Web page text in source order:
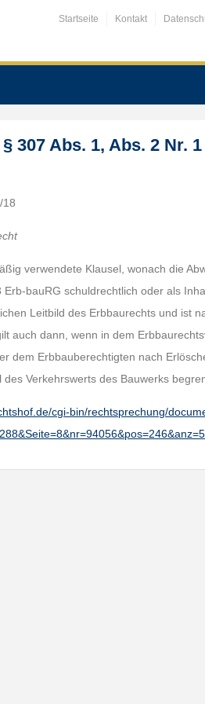
Startseite Kontakt
307 Abs. 1, Abs. 2 Nr.
18
verwendete Klausel, wonach die
bauRG schuldrechtlich oder als
Leitbild des Erbbaurechts und ist
auch dann, wenn in dem
dem Erbbauberechtigten nach
Verkehrswerts des Bauwerks
cgi-bin/rechtsprechung/